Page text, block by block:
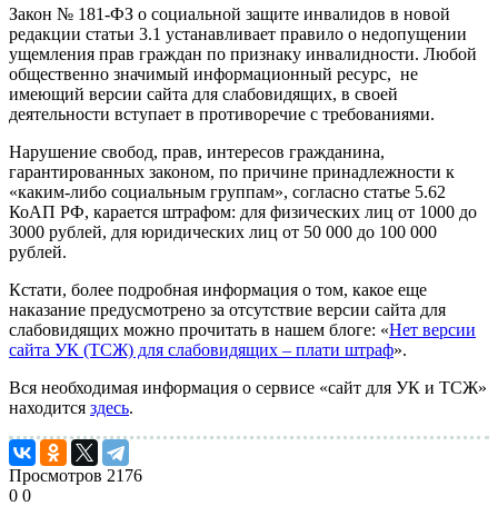
Закон № 181-ФЗ о социальной защите инвалидов в новой
редакции статьи 3.1 устанавливает правило о недопущении
ущемления прав граждан по признаку инвалидности. Любой
общественно значимый информационный ресурс, не
имеющий версии сайта для слабовидящих, в своей
деятельности вступает в противоречие с требованиями.
Нарушение свобод, прав, интересов гражданина,
гарантированных законом, по причине принадлежности к
«каким-либо социальным группам», согласно статье 5.62
КоАП РФ, карается штрафом: для физических лиц от 1000 до
3000 рублей, для юридических лиц от 50 000 до 100 000
рублей.
Кстати, более подробная информация о том, какое еще
наказание предусмотрено за отсутствие версии сайта для
слабовидящих можно прочитать в нашем блоге: «Нет версии
сайта УК (ТСЖ) для слабовидящих – плати штраф».
Вся необходимая информация о сервисе «сайт для УК и ТСЖ»
находится здесь.
Просмотров 2176
0 0